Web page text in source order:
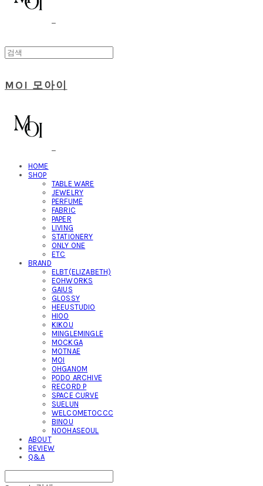
MOI 모아이
HOME
SHOP
TABLE WARE
JEWELRY
PERFUME
FABRIC
PAPER
LIVING
STATIONERY
ONLY ONE
ETC
BRAND
ELBT(ELIZABETH)
EOHWORKS
GAIUS
GLOSSY
HEEUSTUDIO
HIOO
KIKOU
MINGLEMINGLE
MOCKGA
MOTNAE
MOI
OHGANOM
PODO ARCHIVE
RECORD P
SPACE CURVE
SUELUN
WELCOMETOCCC
BINOU
NOOHASEOUL
ABOUT
REVIEW
Q&A